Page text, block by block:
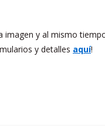
imagen y al mismo
y detalles aquí!